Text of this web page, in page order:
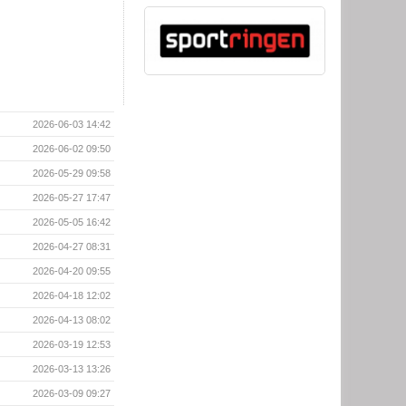
2026-06-03 14:42
2026-06-02 09:50
2026-05-29 09:58
2026-05-27 17:47
2026-05-05 16:42
2026-04-27 08:31
2026-04-20 09:55
2026-04-18 12:02
2026-04-13 08:02
2026-03-19 12:53
2026-03-13 13:26
2026-03-09 09:27